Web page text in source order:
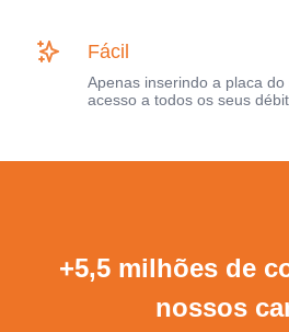
Fácil
Apenas inserindo a placa
acesso a todos os seus
+5,5 milhões de
nossos